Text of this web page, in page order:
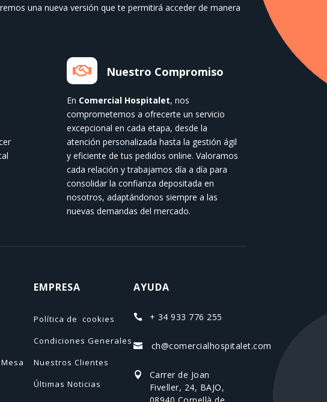
una nueva versión que te permitirá acceder de manera
 Nuestro Compromiso
En Comercial Hospitalet, nos
comprometemos a ofrecerte un servicio
excepcional en cada etapa, desde la
atención personalizada hasta la gestión ágil
y eficiente de tus pedidos online. Valoramos
cada relación y trabajamos día a día para
consolidar la confianza depositada en
nosotros, adaptándonos siempre a las
nuevas demandas del mercado.
EMPRESA
Política de cookies
Condiciones Generales
Nuestros Clientes
Últimas Noticias
AYUDA
 + 34 933 776 255
 ch@comercialhospitalet.com

Carrer de Joan
Fiveller, 24, BAJO,
08940 Cornellà de